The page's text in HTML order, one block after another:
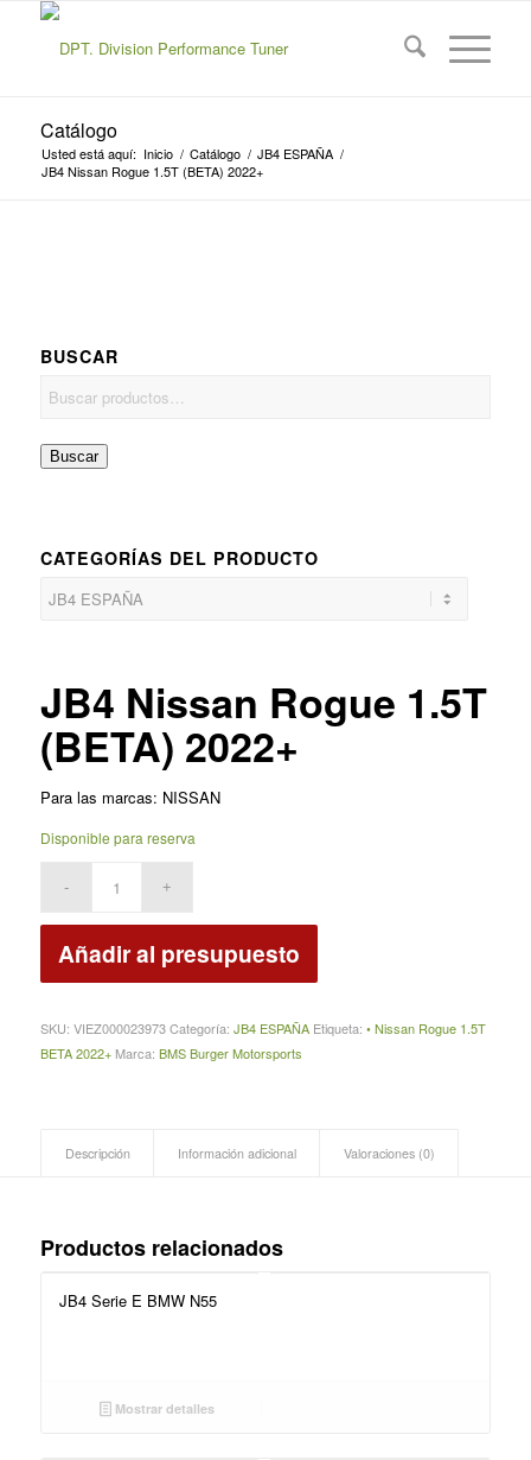
Catálogo
Usted está aquí: Inicio / Catálogo / JB4 ESPAÑA /
JB4 Nissan Rogue 1.5T (BETA) 2022+
BUSCAR
Buscar
CATEGORÍAS DEL PRODUCTO
JB4 Nissan Rogue 1.5T
(BETA) 2022+
Para las marcas: NISSAN
Disponible para reserva
Añadir al presupuesto
SKU: VIEZ000023973 Categoría: JB4 ESPAÑA Etiqueta: • Nissan Rogue 1.5T
BETA 2022+ Marca: BMS Burger Motorsports
Descripción Información adicional Valoraciones (0)
Productos relacionados
JB4 Serie E BMW N55
Mostrar detalles